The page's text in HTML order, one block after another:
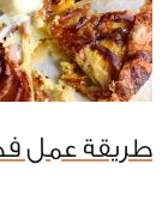
طريقة عمل